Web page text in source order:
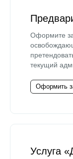
Оформите
текущий
Оформить
Услуга